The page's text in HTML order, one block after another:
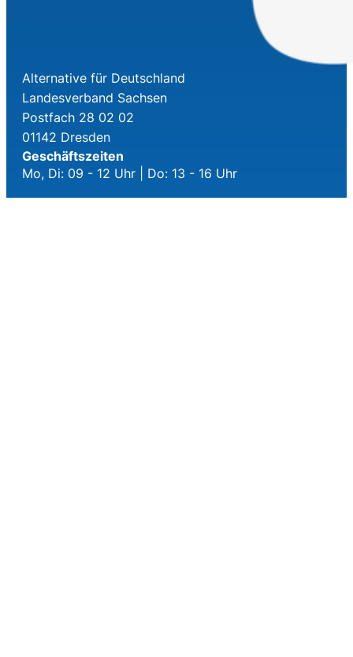
Alternative für Deutschland
Landesverband Sachsen
Postfach 28 02 02
01142 Dresden
Geschäftszeiten
Mo, Di: 09 - 12 Uhr | Do: 13 - 16 Uhr